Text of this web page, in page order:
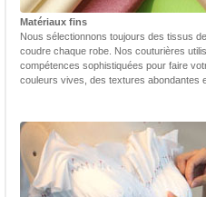
Matériaux fins
Nous sélectionnons toujours des tissus
coudre chaque robe. Nos couturières
compétences sophistiquées pour faire
couleurs vives, des textures abondantes